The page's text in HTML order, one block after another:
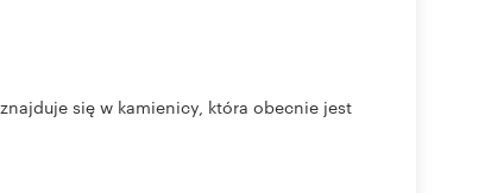
się w kamienicy, która obecnie jest